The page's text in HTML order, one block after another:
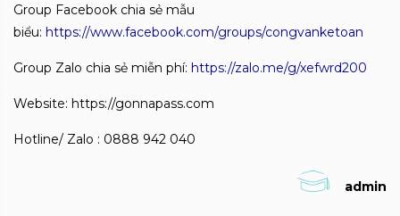
Group Facebook chia sẻ mẫu
biểu: https://www.facebook.com/groups/congvanketoan
Group Zalo chia sẻ miễn phí: https://zalo.me/g/xefwrd200
Website: https://gonnapass.com
Hotline/ Zalo : 0888 942 040
admin